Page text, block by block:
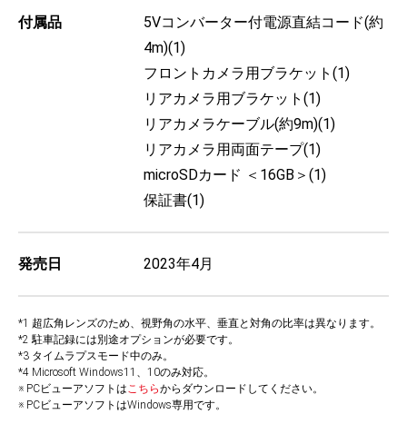
付属品
5Vコンバーター付電源直結コード(約
4m)(1)
フロントカメラ用ブラケット(1)
リアカメラ用ブラケット(1)
リアカメラケーブル(約9m)(1)
リアカメラ用両面テープ(1)
microSDカード ＜16GB＞(1)
保証書(1)
発売日 2023年4月
*1 超広角レンズのため、視野角の水平、垂直と対角の比率は異なります。
*2 駐車記録には別途オプションが必要です。
*3 タイムラプスモード中のみ。
*4 Microsoft Windows11、10のみ対応。
※ PCビューアソフトは こちらからダウンロードしてください。
※ PCビューアソフトはWindows専用です。